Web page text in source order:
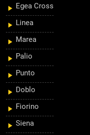
Egea Cross
Linea
Marea
Palio
Punto
Doblo
Fiorino
Siena